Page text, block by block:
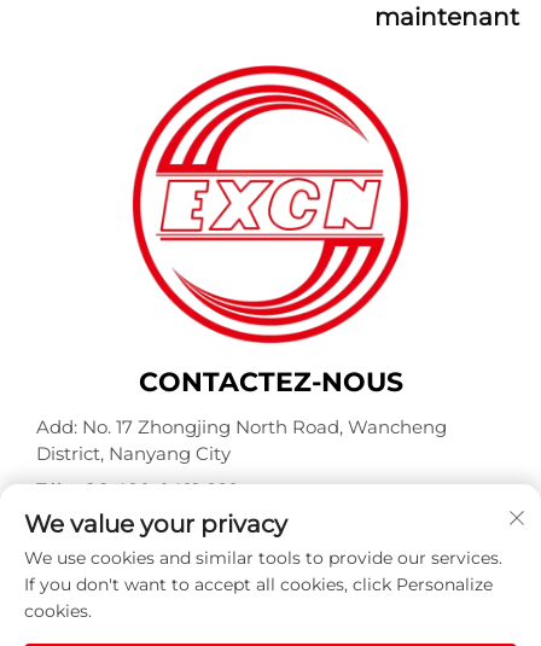
maintenant
CONTACTEZ-NOUS
Add: No. 17 Zhongjing North Road, Wancheng
District, Nanyang City
Tél. :+86-400-0491-999
Courriel :[email protected]
Copyright © Nanyang Explosion Proof Weite Motor Co.,
We value your privacy
We use cookies and similar tools to provide our services.
If you don't want to accept all cookies, click Personalize
cookies.